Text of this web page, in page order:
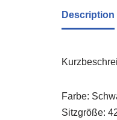
Description
Farbe:
Sitzgröße: